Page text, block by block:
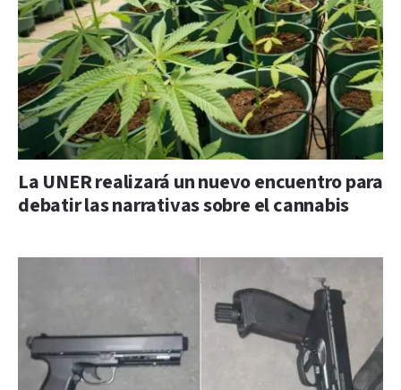
La UNER realizará un nuevo encuentro para
debatir las narrativas sobre el cannabis